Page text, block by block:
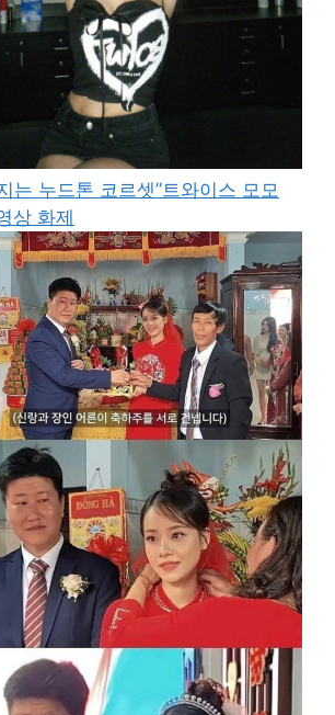
는 누드톤 코르셋”트와이스 모모
상 화제